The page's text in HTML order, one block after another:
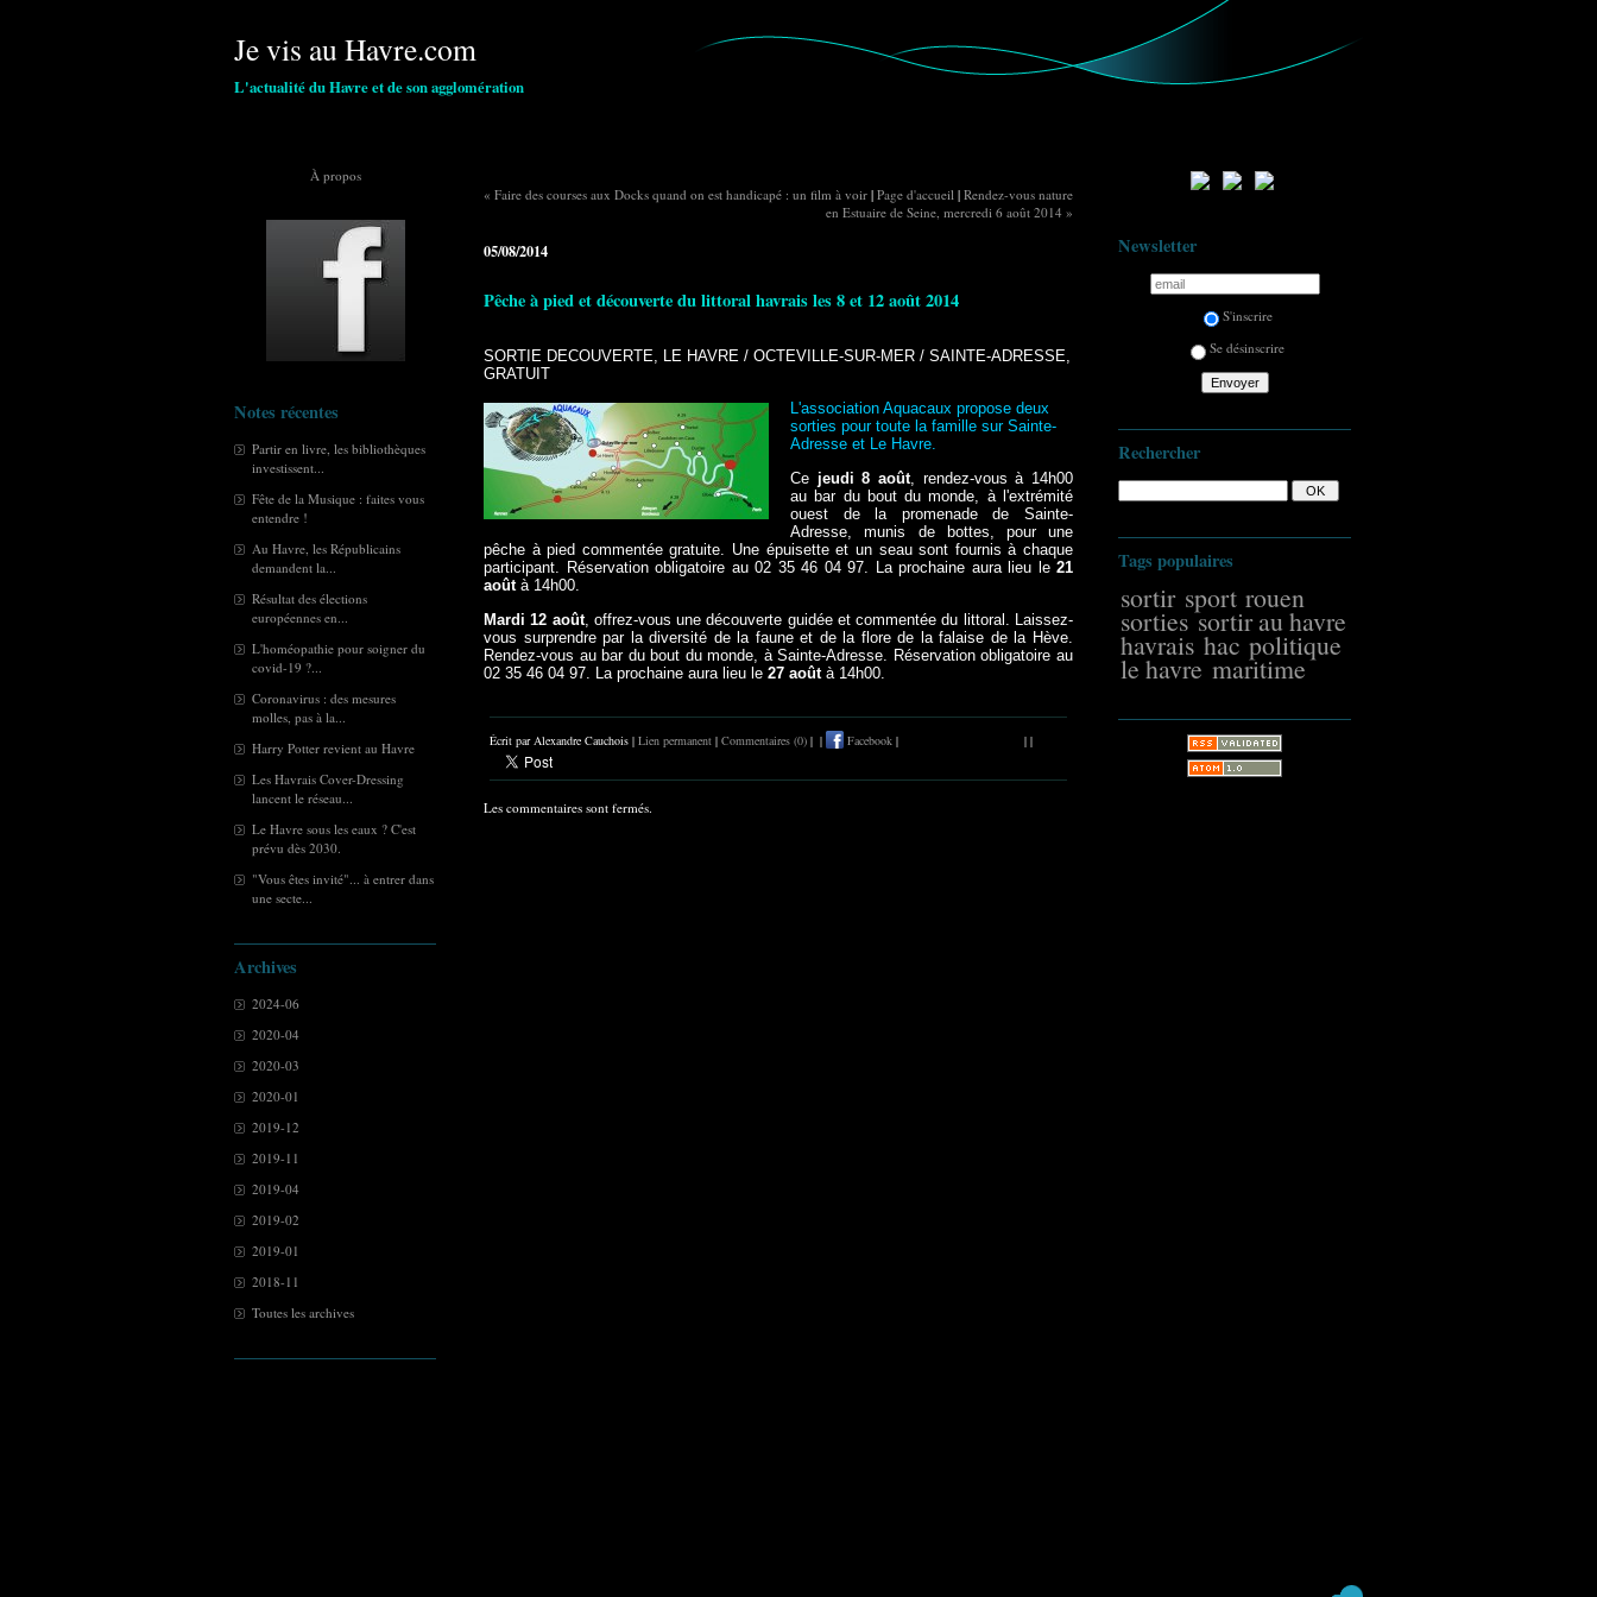
Je vis au Havre.com
L'actualité du Havre et de son agglomération
À propos
Notes récentes
Partir en livre, les bibliothèques
investissent...
Fête de la Musique : faites vous
entendre !
Au Havre, les Républicains
demandent la...
Résultat des élections
européennes en...
L'homéopathie pour soigner du
covid-19 ?...
Coronavirus : des mesures
molles, pas à la...
Harry Potter revient au Havre
Les Havrais Cover-Dressing
lancent le réseau...
Le Havre sous les eaux ? C'est
prévu dès 2030.
"Vous êtes invité"... à entrer dans
une secte...
Archives
2024-06
2020-04
2020-03
2020-01
2019-12
2019-11
2019-04
2019-02
2019-01
2018-11
Toutes les archives
Newsletter
S'inscrire
Se désinscrire
Rechercher
Tags populaires
sortir sport rouen
sorties sortir au havre
havrais hac politique
le havre maritime
« Faire des courses aux Docks quand on est handicapé : un film à voir | Page d'accueil | Rendez-vous nature
en Estuaire de Seine, mercredi 6 août 2014 »
05/08/2014
Pêche à pied et découverte du littoral havrais les 8 et 12 août 2014
SORTIE DECOUVERTE, LE HAVRE / OCTEVILLE-SUR-MER / SAINTE-ADRESSE,
GRATUIT
L'association Aquacaux propose deux
sorties pour toute la famille sur Sainte-
Adresse et Le Havre.
Ce jeudi 8 août, rendez-vous à 14h00
au bar du bout du monde, à l'extrémité
ouest de la promenade de Sainte-
Adresse, munis de bottes, pour une
pêche à pied commentée gratuite. Une épuisette et un seau sont fournis à chaque
participant. Réservation obligatoire au 02 35 46 04 97. La prochaine aura lieu le 21
aoûtà 14h00.
Mardi 12 août, offrez-vous une découverte guidée et commentée du littoral. Laissez-
vous surprendre par la diversité de la faune et de la flore de la falaise de la Hève.
Rendez-vous au bar du bout du monde, à Sainte-Adresse. Réservation obligatoire au
02 35 46 04 97. La prochaine aura lieu le 27 aoûtà 14h00.
Écrit par Alexandre Cauchois | Lien permanent | Commentaires (0) | | Facebook | | |
Les commentaires sont fermés.